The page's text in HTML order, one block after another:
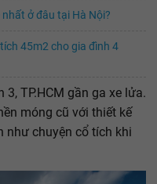
ở đâu tại Hà Nội?
45m2 cho gia đình 4
TP.HCM gần ga xe lửa.
móng cũ với thiết kế
như chuyện cổ tích khi